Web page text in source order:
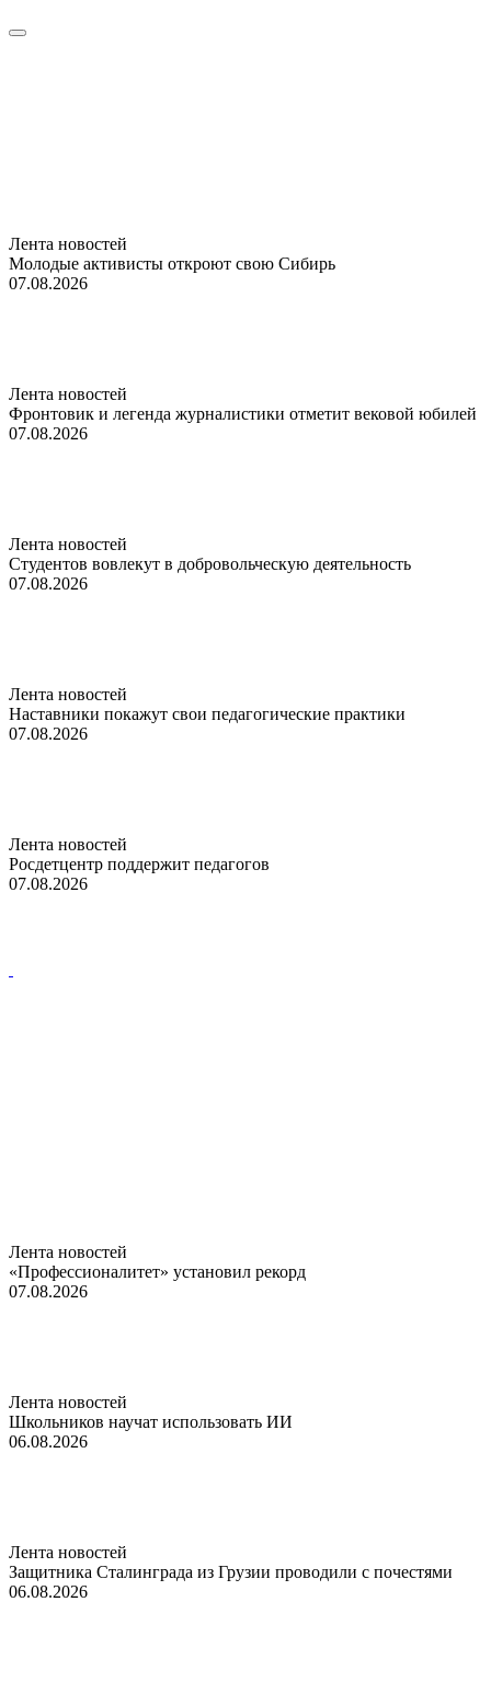
Лента новостей
Молодые активисты откроют свою Сибирь
07.08.2026
Лента новостей
Фронтовик и легенда журналистики отметит вековой юбилей
07.08.2026
Лента новостей
Студентов вовлекут в добровольческую деятельность
07.08.2026
Лента новостей
Наставники покажут свои педагогические практики
07.08.2026
Лента новостей
Росдетцентр поддержит педагогов
07.08.2026
Лента новостей
«Профессионалитет» установил рекорд
07.08.2026
Лента новостей
Школьников научат использовать ИИ
06.08.2026
Лента новостей
Защитника Сталинграда из Грузии проводили с почестями
06.08.2026